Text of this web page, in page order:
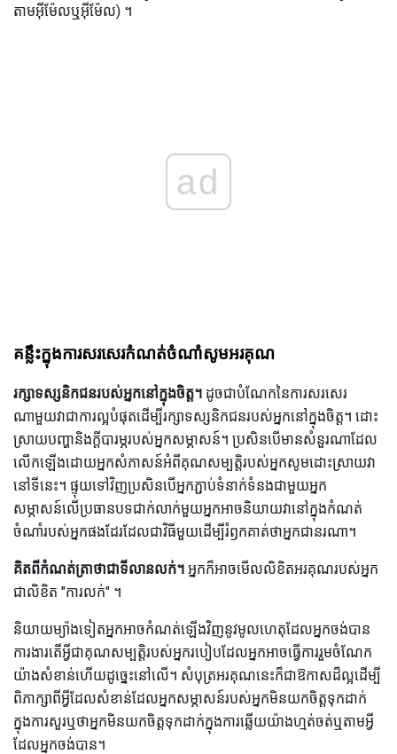
តាមអ៊ីម៉ែលឬអ៊ីម៉ែល) ។
ad
គន្លឹះក្នុងការសរសេរកំណត់ចំណាំសូមអរគុណ
រក្សាទស្សនិកជនរបស់អ្នកនៅក្នុងចិត្ត។ ដូចជាបំណែកនៃការសរសេរ
ណាមួយវាជាការល្អបំផុតដើម្បីរក្សាទស្សនិកជនរបស់អ្នកនៅក្នុងចិត្ត។ ដោះ
ស្រាយបញ្ហានិងក្តីបារម្ភរបស់អ្នកសម្ភាសន៍។ ប្រសិនបើមានសំនួរណាដែល
លើកឡើងដោយអ្នកសំភាសន៍អំពីគុណសម្បត្តិរបស់អ្នកសូមដោះស្រាយវា
នៅទីនេះ។ ផ្ទុយទៅវិញប្រសិនបើអ្នកភ្ជាប់ទំនាក់ទំនងជាមួយអ្នក
សម្ភាសន៍លើប្រធានបទជាក់លាក់មួយអ្នកអាចនិយាយវានៅក្នុងកំណត់
ចំណាំរបស់អ្នកផងដែរដែលជាវិធីមួយដើម្បីរំឭកគាត់ថាអ្នកជានរណា។
គិតពីកំណត់ត្រាថាជាទីលានលក់។ អ្នកក៏អាចមើលលិខិតអរគុណរបស់អ្នក
ជាលិខិត "ការលក់" ។
និយាយម្យ៉ាងទៀតអ្នកអាចកំណត់ឡើងវិញនូវមូលហេតុដែលអ្នកចង់បាន
ការងារតើអ្វីជាគុណសម្បត្តិរបស់អ្នករបៀបដែលអ្នកអាចធ្វើការរួមចំណែក
យ៉ាងសំខាន់ហើយដូច្នេះនៅលើ។ សំបុត្រអរគុណនេះក៏ជាឱកាសដ៏ល្អដើម្បី
ពិភាក្សាពីអ្វីដែលសំខាន់ដែលអ្នកសម្ភាសន៍របស់អ្នកមិនយកចិត្តទុកដាក់
ក្នុងការសួរឬថាអ្នកមិនយកចិត្តទុកដាក់ក្នុងការឆ្លើយយ៉ាងហ្មត់ចត់ឬតាមអ្វី
ដែលអ្នកចង់បាន។